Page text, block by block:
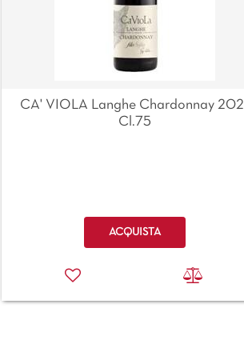
CA' VIOLA Langhe Chardonnay 2021
Cl.75
Quantità
ACQUISTA